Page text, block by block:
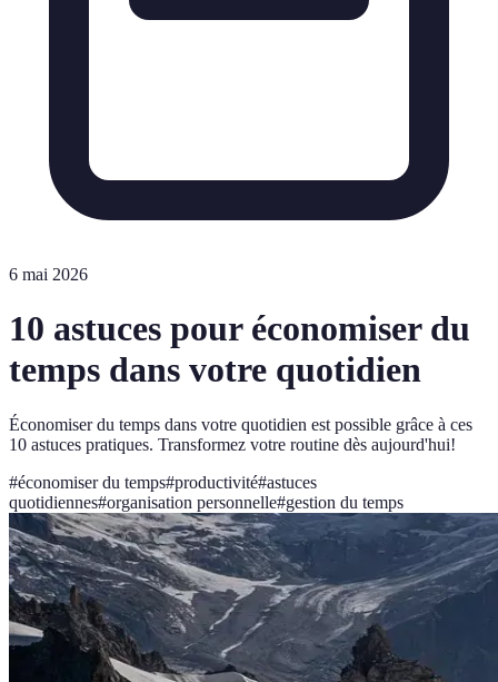
6 mai 2026
10 astuces pour économiser du
temps dans votre quotidien
Économiser du temps dans votre quotidien est possible grâce à ces
10 astuces pratiques. Transformez votre routine dès aujourd'hui!
#économiser du temps#productivité#astuces
quotidiennes#organisation personnelle#gestion du temps